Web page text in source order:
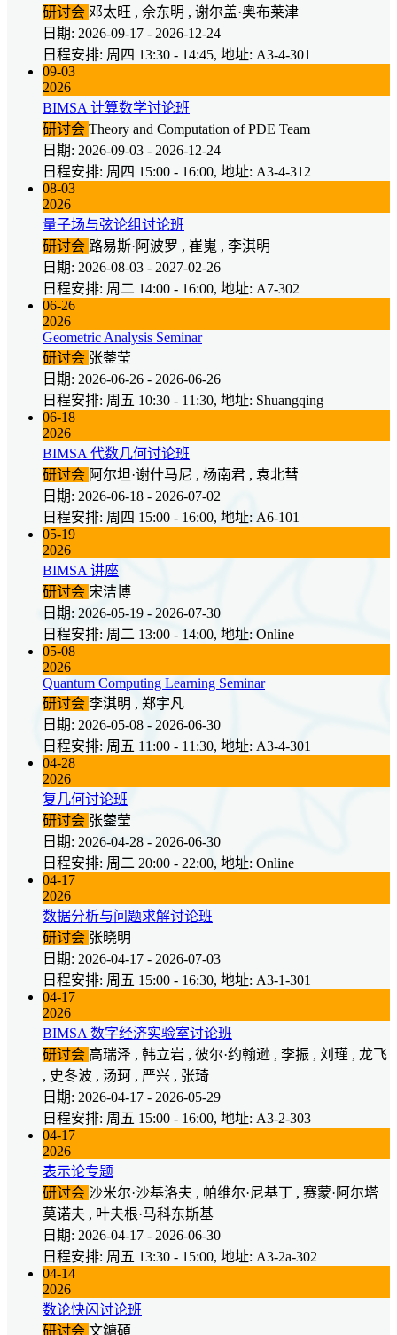
研讨会 邓太旺 , 佘东明 , 谢尔盖·奥布莱津
日期: 2026-09-17 - 2026-12-24
日程安排: 周四 13:30 - 14:45, 地址: A3-4-301
09-03
2026
BIMSA 计算数学讨论班
研讨会 Theory and Computation of PDE Team
日期: 2026-09-03 - 2026-12-24
日程安排: 周四 15:00 - 16:00, 地址: A3-4-312
08-03
2026
量子场与弦论组讨论班
研讨会 路易斯·阿波罗 , 崔嵬 , 李淇明
日期: 2026-08-03 - 2027-02-26
日程安排: 周二 14:00 - 16:00, 地址: A7-302
06-26
2026
Geometric Analysis Seminar
研讨会 张蓥莹
日期: 2026-06-26 - 2026-06-26
日程安排: 周五 10:30 - 11:30, 地址: Shuangqing
06-18
2026
BIMSA 代数几何讨论班
研讨会 阿尔坦·谢什马尼 , 杨南君 , 袁北彗
日期: 2026-06-18 - 2026-07-02
日程安排: 周四 15:00 - 16:00, 地址: A6-101
05-19
2026
BIMSA 讲座
研讨会 宋洁博
日期: 2026-05-19 - 2026-07-30
日程安排: 周二 13:00 - 14:00, 地址: Online
05-08
2026
Quantum Computing Learning Seminar
研讨会 李淇明 , 郑宇凡
日期: 2026-05-08 - 2026-06-30
日程安排: 周五 11:00 - 11:30, 地址: A3-4-301
04-28
2026
复几何讨论班
研讨会 张蓥莹
日期: 2026-04-28 - 2026-06-30
日程安排: 周二 20:00 - 22:00, 地址: Online
04-17
2026
数据分析与问题求解讨论班
研讨会 张晓明
日期: 2026-04-17 - 2026-07-03
日程安排: 周五 15:00 - 16:30, 地址: A3-1-301
04-17
2026
BIMSA 数字经济实验室讨论班
研讨会 高瑞泽 , 韩立岩 , 彼尔·约翰逊 , 李振 , 刘瑾 , 龙飞
, 史冬波 , 汤珂 , 严兴 , 张琦
日期: 2026-04-17 - 2026-05-29
日程安排: 周五 15:00 - 16:00, 地址: A3-2-303
04-17
2026
表示论专题
研讨会 沙米尔·沙基洛夫 , 帕维尔·尼基丁 , 赛蒙·阿尔塔
莫诺夫 , 叶夫根·马科东斯基
日期: 2026-04-17 - 2026-06-30
日程安排: 周五 13:30 - 15:00, 地址: A3-2a-302
04-14
2026
数论快闪讨论班
研讨会 文鏞碩